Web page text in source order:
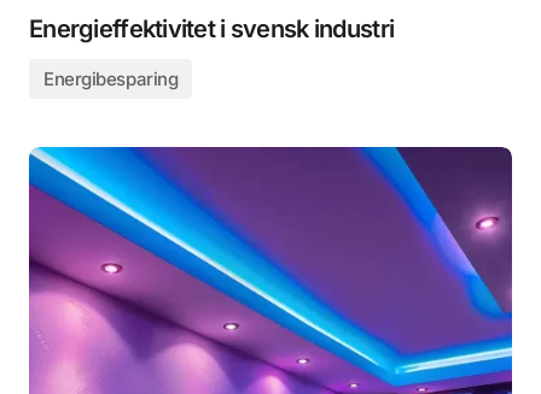
Energieffektivitet i svensk industri
Energibesparing